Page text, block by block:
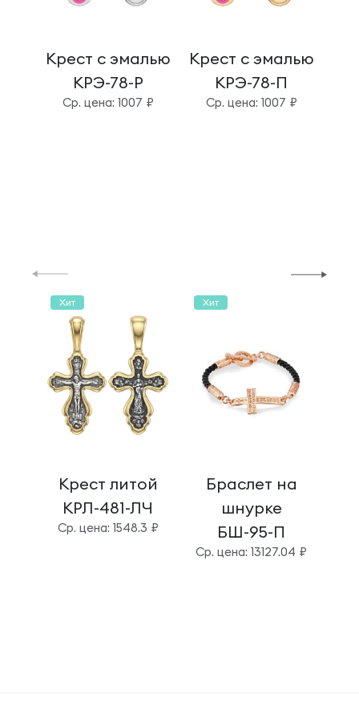
Крест с эмалью
КРЭ-78-Р
Cр. цена: 1007 ₽
Крест с эмалью
КРЭ-78-П
Cр. цена: 1007 ₽
Хит
Крест литой
КРЛ-481-ЛЧ
Cр. цена: 1548.3 ₽
Хит
Браслет на
шнурке
БШ-95-П
Cр. цена: 13127.04 ₽